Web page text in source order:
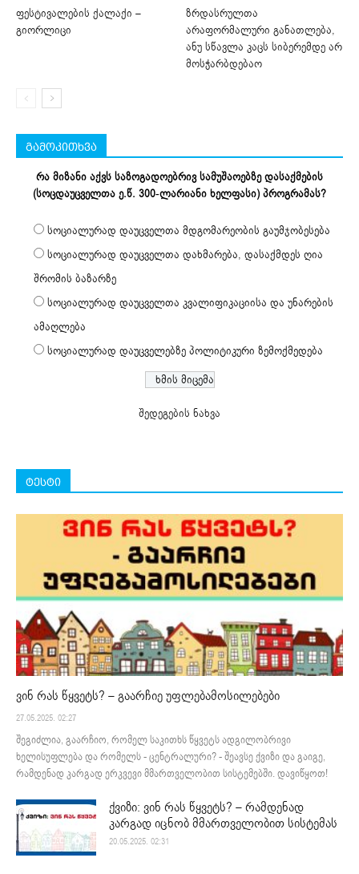
ფესტივალების ქალაქი –
გიორლიცი
ზრდასრულთა
არაფორმალური განათლება,
ანუ სწავლა კაცს სიბერემდე არ
მოსჭარბდებაო
გამოკითხვა
რა მიზანი აქვს საზოგადოებრივ სამუშაოებზე დასაქმების
(სოცდაუცველთა ე.წ. 300-ლარიანი ხელფასი) პროგრამას?
სოციალურად დაუცველთა მდგომარეობის გაუმჯობესება
სოციალურად დაუცველთა დახმარება, დასაქმდეს ღია
შრომის ბაზარზე
სოციალურად დაუცველთა კვალიფიკაციისა და უნარების
ამაღლება
სოციალურად დაუცველებზე პოლიტიკური ზემოქმედება
შედეგების ნახვა
ტესტი
ვინ რას წყვეტს? – გაარჩიე უფლებამოსილებები
27.05.2025. 02:27
შეგიძლია, გაარჩიო, რომელ საკითხს წყვეტს ადგილობრივი
ხელისუფლება და რომელს - ცენტრალური? - შეავსე ქვიზი და გაიგე,
რამდენად კარგად ერკვევი მმართველობით სისტემებში. დავიწყოთ!
ქვიზი: ვინ რას წყვეტს? – რამდენად
კარგად იცნობ მმართველობით სისტემას
20.05.2025. 02:31